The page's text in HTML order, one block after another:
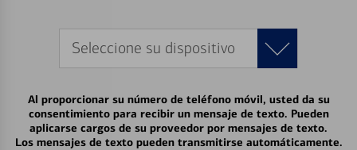
Seleccione su dispositivo
Al proporcionar su número de teléfono móvil, usted da su
consentimiento para recibir un mensaje de texto. Pueden
aplicarse cargos de su proveedor por mensajes de texto.
Los mensajes de texto pueden transmitirse automáticamente.